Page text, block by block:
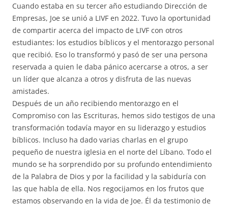
Cuando estaba en su tercer año estudiando Dirección de
Empresas, Joe se unió a LIVF en 2022. Tuvo la oportunidad
de compartir acerca del impacto de LIVF con otros
estudiantes: los estudios bíblicos y el mentorazgo personal
que recibió. Eso lo transformó y pasó de ser una persona
reservada a quien le daba pánico acercarse a otros, a ser
un líder que alcanza a otros y disfruta de las nuevas
amistades.
Después de un año recibiendo mentorazgo en el
Compromiso con las Escrituras, hemos sido testigos de una
transformación todavía mayor en su liderazgo y estudios
bíblicos. Incluso ha dado varias charlas en el grupo
pequeño de nuestra iglesia en el norte del Líbano. Todo el
mundo se ha sorprendido por su profundo entendimiento
de la Palabra de Dios y por la facilidad y la sabiduría con
las que habla de ella. Nos regocijamos en los frutos que
estamos observando en la vida de Joe. Él da testimonio de